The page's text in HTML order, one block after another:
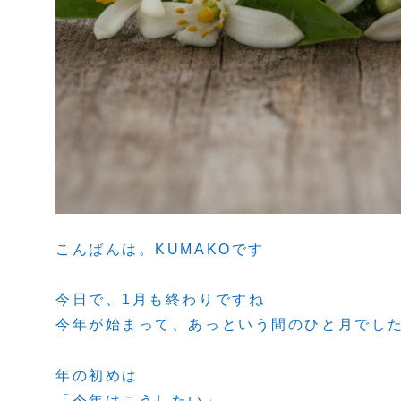
こんばんは。KUMAKOです
今日で、1月も終わりですね
今年が始まって、あっという間のひと月でし
年の初めは